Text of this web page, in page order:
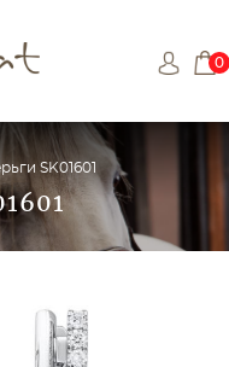
0
SK01601